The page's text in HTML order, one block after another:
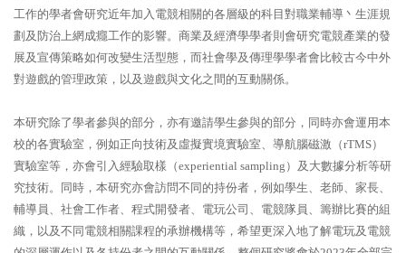
工作的學者會研究近年加入電競相關的各層級的科目對職業輔導丶生涯規
劃及防治上網成癮工作的影響。商業及經濟學學者則會研究電競產業的發
展及宣傳策略如何改變生活型態，而社會學及傳理學學者會比較古今中外
對遊戲的管理政策，以及遊戲與文化之間的互動關係。
本研究除了學者參與的部分，亦有邀請學生參與的部分，同時亦會運用本
校的各實驗室，例如正向技術及虛擬實境實驗室、導航腦磁激（rTMS）
實驗室等，亦會引入經驗取樣（experiential sampling）及大數據分析等研
究技術。同時，本研究亦會訪問不同的持份者，例如學生、老師、家長、
輔導員、社會工作者、程式開發者、電玩公司、電競隊員、籌辦比賽的組
織，以及不同電競相關課程的承辦機構等，希望更深入地了解電玩及電競